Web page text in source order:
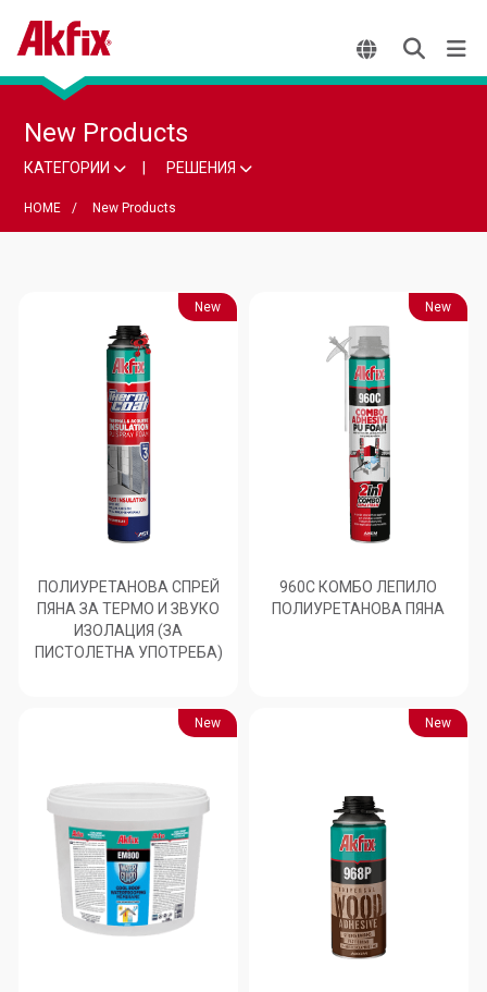
New Products
КАТЕГОРИИ РЕШЕНИЯ
HOME New Products
New
ПОЛИУРЕТАНОВА СПРЕЙ
ПЯНА ЗА ТЕРМО И ЗВУКО
ИЗОЛАЦИЯ (ЗА
ПИСТОЛЕТНА УПОТРЕБА)
New
960C КОМБО ЛЕПИЛО
ПОЛИУРЕТАНОВА ПЯНА
New New